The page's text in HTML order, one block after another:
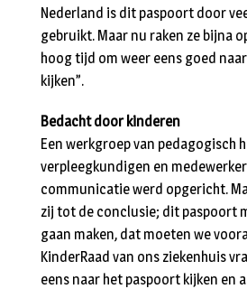
Nederland is dit paspoort door
gebruikt. Maar nu raken ze bijna
hoog tijd om weer eens goed
kijken”.
Bedacht door kinderen
Een werkgroep van pedagogisch
verpleegkundigen en
communicatie werd opgericht.
zij tot de conclusie; dit paspoort
gaan maken, dat moeten we
KinderRaad van ons ziekenhuis
eens naar het paspoort kijken en